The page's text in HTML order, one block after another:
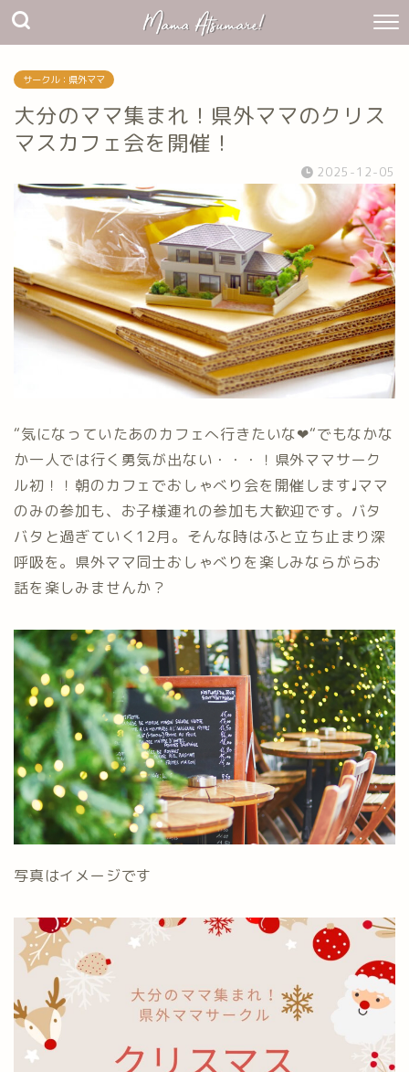
サークル：県外ママ
大分のママ集まれ！県外ママのクリス
マスカフェ会を開催！
2025-12-05
“気になっていたあのカフェへ行きたいな❤︎“でもなかな
か一人では行く勇気が出ない・・・！県外ママサーク
ル初！！朝のカフェでおしゃべり会を開催します♩ママ
のみの参加も、お子様連れの参加も大歓迎です。バタ
バタと過ぎていく12月。そんな時はふと立ち止まり深
呼吸を。県外ママ同士おしゃべりを楽しみならがらお
話を楽しみませんか？
写真はイメージです